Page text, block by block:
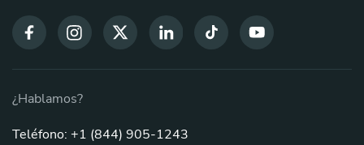
¿Hablamos?
Teléfono: +1 (844) 905-1243